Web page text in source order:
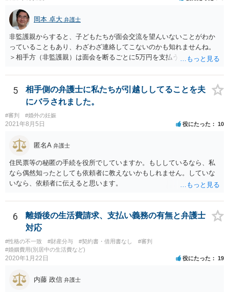
岡本 卓大 弁護士
非監護親からすると、子どもたちが面会交流を望んいないことがわか
っていることもあり、わざわざ連絡してこないのかも知れませんね。
＞相手方（非監護親）は面会を断るごとに5万円を支払うことを取決め
当に何が何でも面会交流したい（子どもたちと会いたい）と言うより
は、あなたに対する嫌がらせだった可能性もあるように思います（そ
ういう男はDV・虐待系の男には珍しくありません。）。 面会交流とは
親の権利ではなく、『子どものため』のものです。 子どもたちの年齢
（自分の気持ちを言える年齢）を考えても、無理に面会交流をする必
要もありません。 相手から面会交流を行うことについての申し出があ
ったときに対応すれば十分だと思います。 仮に相手から、面会交流さ
せなかった（連絡をしてこなかった）と慰謝料請求してきたとして
も、そのような請求は、まず認められません。 ご心配であれば、審判
書を持参して、お近くの弁護士に法律相談してみてください。
5
相手側の弁護士に私たちが引越ししてることを夫
にバラされました。
#審判 #婚外の妊娠
2021年8月5日 役にたった 10
匿名A 弁護士
住民票等の秘匿の手続を役所でしていますか。もししているなら、私
なら偶然知ったとしても依頼者に教えないかもしれません。していな
いなら、依頼者に伝えると思います。
6
離婚後の生活費請求、支払い義務の有無と弁護士
対応
#性格の不一致 #財産分与 #契約書・借用書なし
#審判
#婚姻費用(別居中の生活費など)
2020年1月22日 役にたった 19
内藤 政信 弁護士